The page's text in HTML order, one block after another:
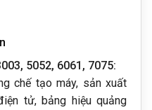
5052, 6061, 7075:
chế tạo máy, sản xuất
tử, bảng hiệu quảng